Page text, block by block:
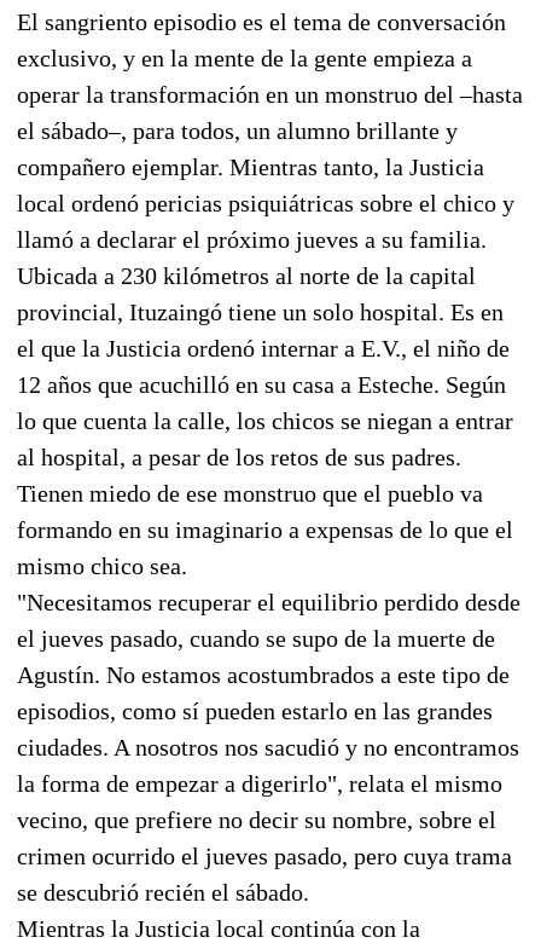
El sangriento episodio es el tema de conversación
exclusivo, y en la mente de la gente empieza a
operar la transformación en un monstruo del –hasta
el sábado–, para todos, un alumno brillante y
compañero ejemplar. Mientras tanto, la Justicia
local ordenó pericias psiquiátricas sobre el chico y
llamó a declarar el próximo jueves a su familia.
Ubicada a 230 kilómetros al norte de la capital
provincial, Ituzaingó tiene un solo hospital. Es en
el que la Justicia ordenó internar a E.V., el niño de
12 años que acuchilló en su casa a Esteche. Según
lo que cuenta la calle, los chicos se niegan a entrar
al hospital, a pesar de los retos de sus padres.
Tienen miedo de ese monstruo que el pueblo va
formando en su imaginario a expensas de lo que el
mismo chico sea.
"Necesitamos recuperar el equilibrio perdido desde
el jueves pasado, cuando se supo de la muerte de
Agustín. No estamos acostumbrados a este tipo de
episodios, como sí pueden estarlo en las grandes
ciudades. A nosotros nos sacudió y no encontramos
la forma de empezar a digerirlo", relata el mismo
vecino, que prefiere no decir su nombre, sobre el
crimen ocurrido el jueves pasado, pero cuya trama
se descubrió recién el sábado.
Mientras la Justicia local continúa con la